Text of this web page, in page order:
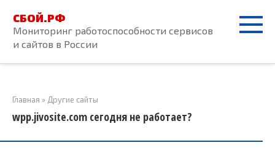
контенту
СБОЙ.РФ
Мониторинг работоспособности сервисов
и сайтов в России
Главная » Другие сайты
wpp.jivosite.com сегодня не работает?